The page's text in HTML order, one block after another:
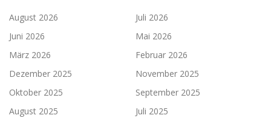
August 2026
Juli 2026
Juni 2026
Mai 2026
März 2026
Februar 2026
Dezember 2025
November 2025
Oktober 2025
September 2025
August 2025
Juli 2025